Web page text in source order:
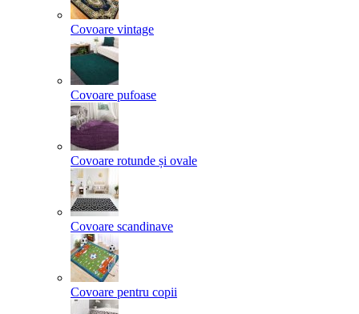
Covoare vintage
Covoare pufoase
Covoare rotunde și ovale
Covoare scandinave
Covoare pentru copii